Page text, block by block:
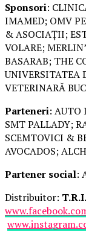
Sponsori:
IMAMED; OMV
& ASOCIAȚII;
VOLARE;
BASARAB; THE
UNIVERSITATEA
VETERINARĂ
Parteneri: AUTO
SMT PALLADY;
SCEMTOVICI &
AVOCADOS;
Partener social:
Distribuitor: